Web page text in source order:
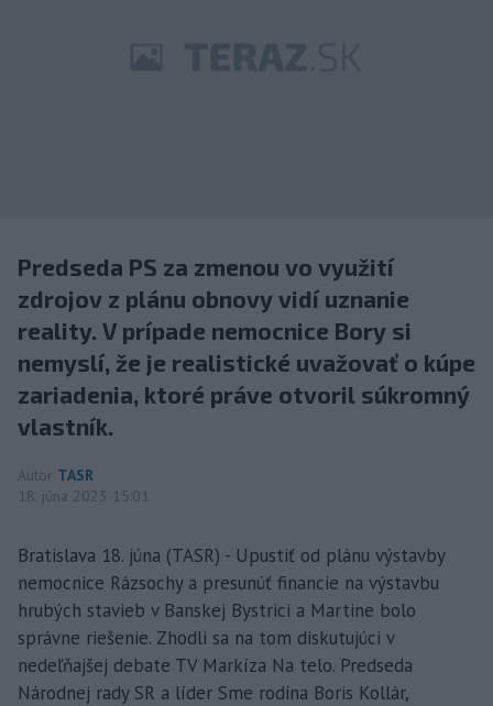
Predseda PS za zmenou vo využití
zdrojov z plánu obnovy vidí uznanie
reality. V prípade nemocnice Bory si
nemyslí, že je realistické uvažovať o kúpe
zariadenia, ktoré práve otvoril súkromný
vlastník.
Autor TASR
18. júna 2023 15:01
Bratislava 18. júna (TASR) - Upustiť od plánu výstavby
nemocnice Rázsochy a presunúť financie na výstavbu
hrubých stavieb v Banskej Bystrici a Martine bolo
správne riešenie. Zhodli sa na tom diskutujúci v
nedeľňajšej debate TV Markíza Na telo. Predseda
Národnej rady SR a líder Sme rodina Boris Kollár,